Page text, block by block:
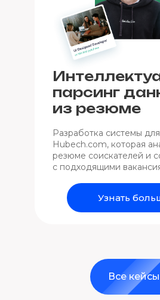
Разработка системы
Hubech.com, которая
резюме соискателей и
с подходящими
парсинг
из резюме
Узнать
Все кейсы